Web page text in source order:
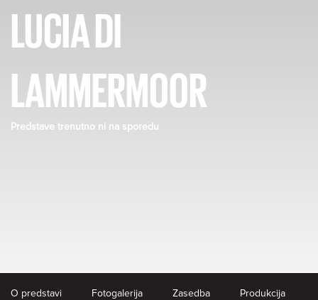
LUCIA DI
LAMMERMOOR
Predstave trenutno ni na sporedu
O predstavi Fotogalerija Zasedba Produkcija